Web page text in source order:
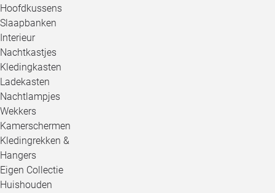
Hoofdkussens
Slaapbanken
Interieur
Nachtkastjes
Kledingkasten
Ladekasten
Nachtlampjes
Wekkers
Kamerschermen
Kledingrekken &
Hangers
Eigen Collectie
Huishouden